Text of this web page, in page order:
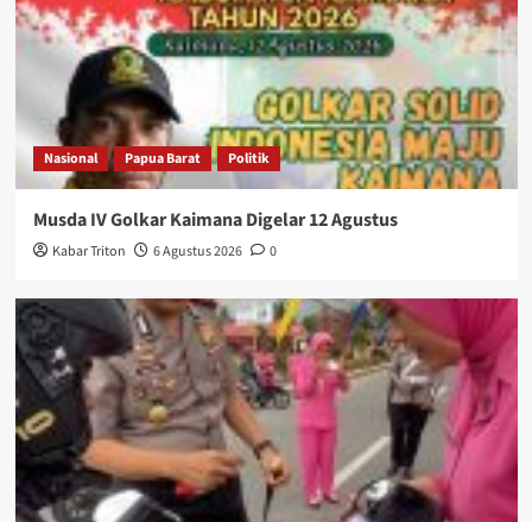
Nasional Papua Barat Politik
Musda IV Golkar Kaimana Digelar 12 Agustus
Kabar Triton 6 Agustus 2026 0